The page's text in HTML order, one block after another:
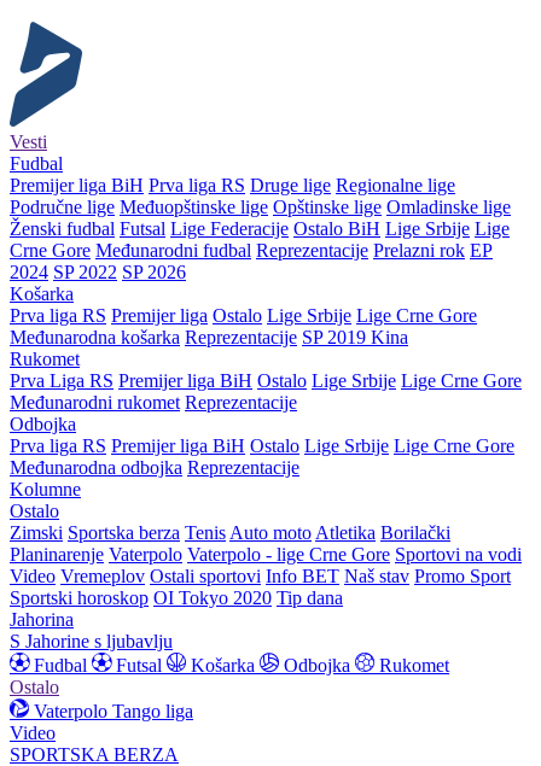
Vesti
Fudbal
Premijer liga BiH Prva liga RS Druge lige Regionalne lige
Područne lige Međuopštinske lige Opštinske lige Omladinske lige
Ženski fudbal Futsal Lige Federacije Ostalo BiH Lige Srbije Lige
Crne Gore Međunarodni fudbal Reprezentacije Prelazni rok EP
2024 SP 2022 SP 2026
Košarka
Prva liga RS Premijer liga Ostalo Lige Srbije Lige Crne Gore
Međunarodna košarka Reprezentacije SP 2019 Kina
Rukomet
Prva Liga RS Premijer liga BiH Ostalo Lige Srbije Lige Crne Gore
Međunarodni rukomet Reprezentacije
Odbojka
Prva liga RS Premijer liga BiH Ostalo Lige Srbije Lige Crne Gore
Međunarodna odbojka Reprezentacije
Kolumne
Ostalo
Zimski Sportska berza Tenis Auto moto Atletika Borilački
Planinarenje Vaterpolo Vaterpolo - lige Crne Gore Sportovi na vodi
Video Vremeplov Ostali sportovi Info BET Naš stav Promo Sport
Sportski horoskop OI Tokyo 2020 Tip dana
Jahorina
S Jahorine s ljubavlju
Fudbal
Futsal Košarka Odbojka
Rukomet
Ostalo
Vaterpolo Tango liga
Video
SPORTSKA BERZA